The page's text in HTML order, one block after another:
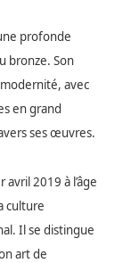
profonde
bronze. Son
avec
en grand
ses œuvres.
2019 à l’âge
culture
Il se distingue
art de